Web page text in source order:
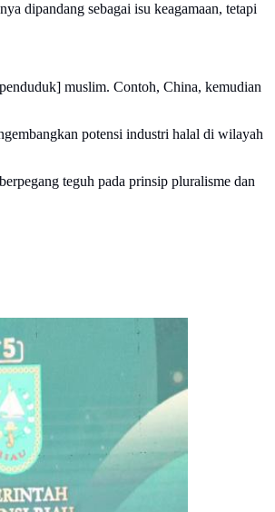
dipandang sebagai isu keagamaan, tetapi
muslim. Contoh, China, kemudian
potensi industri halal di wilayah
teguh pada prinsip pluralisme dan